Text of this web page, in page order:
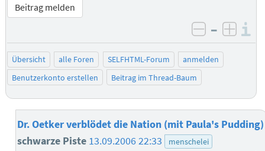
Beitrag melden
negativ
–
Übersicht alle Foren SELFHTML-Forum
anmelden
Benutzerkonto erstellen
Beitrag im Thread-Baum
Dr. Oetker verblödet die Nation (mit Paula's Pudding)
schwarze Piste 13.09.2006 22:33 menschelei